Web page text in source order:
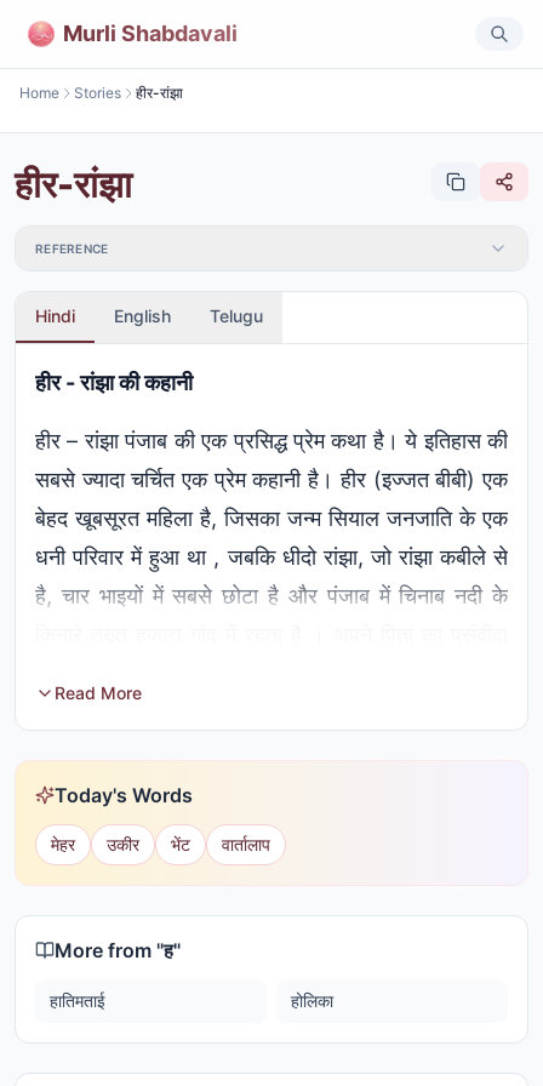
Murli Shabdavali
Home Stories हीर-रांझा
हीर-रांझा
REFERENCE
Hindi English Telugu
हीर - रांझा की कहानी
हीर – रांझा पंजाब की एक प्रसिद्ध प्रेम कथा है। ये इतिहास की
सबसे ज्यादा चर्चित एक प्रेम कहानी है। हीर (इज्जत बीबी) एक
बेहद खूबसूरत महिला है, जिसका जन्म सियाल जनजाति के एक
धनी परिवार में हुआ था , जबकि धीदो रांझा, जो रांझा कबीले से
है, चार भाइयों में सबसे छोटा है और पंजाब में चिनाब नदी के
अपने भाइयों के साथ जमीन को लेकर झगड़ा हो जाता है और वह
अपना घर छोड़ देता है। वारिस शाह के महाकाव्य के संस्करण में,
रांझा घर छोड़ देता है क्योंकि उसके भाइयों की पत्नियों ने उसे
गांव पहुंचता है और उससे प्यार करने लगता है। हीर के पिता
Read More
Today's Words
मेहर उकीर भेंट वार्तालाप
More from "ह"
हातिमताई होलिका